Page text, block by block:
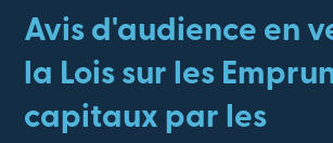
Avis d'audience en
la Lois sur les
capitaux par les